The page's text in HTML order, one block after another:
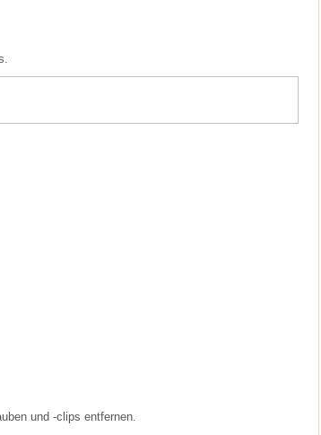
und -clips entfernen.